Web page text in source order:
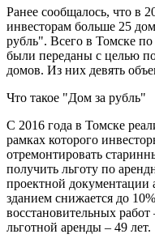
Ранее сообщалось, что в
инвесторам больше 25
рубль". Всего в Томске
были переданы с целью
домов. Из них девять
Что такое "Дом за рубль"
С 2016 года в Томске
рамках которого
отремонтировать
получить льготу по
проектной документации
зданием снижается до
восстановительных
льготной аренды – 49 лет.